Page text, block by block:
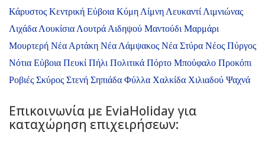
Κάρυστος Κεντρική Εύβοια Κύμη Λίμνη Λευκαντί Λιμνιώνας
Λιχάδα Λουκίσια Λουτρά Αιδηψού Μαντούδι Μαρμάρι
Μουρτερή Νέα Αρτάκη Νέα Λάμψακος Νέα Στύρα Νέος Πύργος
Νότια Εύβοια Πευκί Πήλι Πολιτικά Πόρτο Μπούφαλο Προκόπι
Ροβιές Σκύρος Στενή Σηπιάδα Φύλλα Χαλκίδα Χιλιαδού Ψαχνά
Επικοινωνία με ΕviaHoliday για
καταχώρηση επιχειρήσεων: